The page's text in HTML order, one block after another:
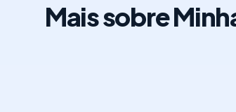
Mais sobre